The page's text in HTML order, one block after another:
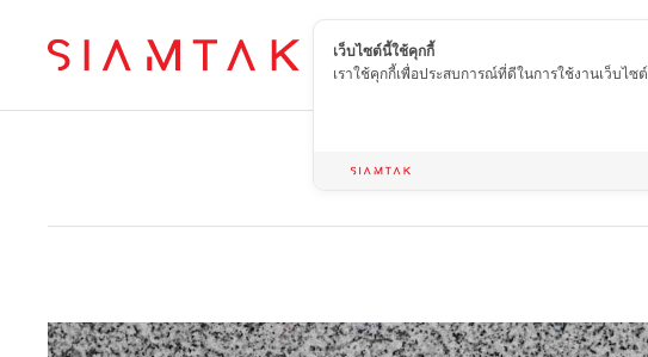
TH
เว็บไซต์นี้ใช้คุกกี้
เราใช้คุกกี้เพื่อประสบการณ์ที่ดีในการใช้งานเว็บไซต์